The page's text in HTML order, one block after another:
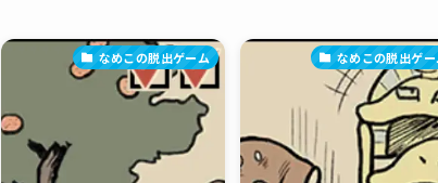
なめこの脱出ゲーム なめこの脱出ゲ